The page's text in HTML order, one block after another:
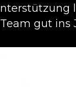
gut ins